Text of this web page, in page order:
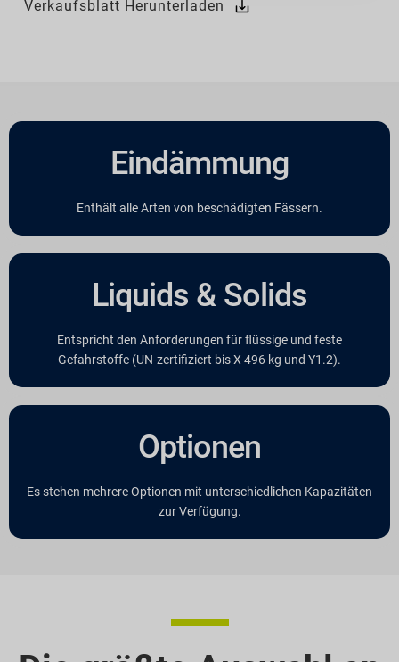
Verkaufsblatt Herunterladen
Eindämmung
Enthält alle Arten von beschädigten Fässern.
Liquids & Solids
Entspricht den Anforderungen für flüssige und feste
Gefahrstoffe (UN-zertifiziert bis X 496 kg und Y1.2).
Optionen
Es stehen mehrere Optionen mit unterschiedlichen Kapazitäten
zur Verfügung.